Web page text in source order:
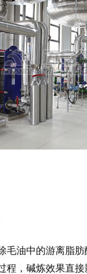
毛油中的游离脂
程，碱炼效果直